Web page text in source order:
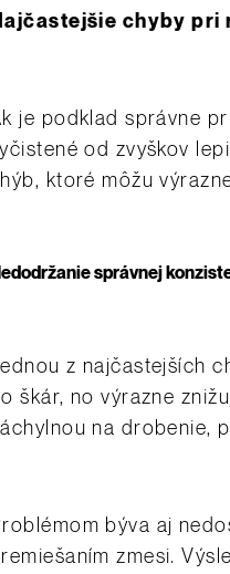
chyby pri
je podklad správne
od zvyškov
ktoré môžu
správnej
z najčastejších
škár, no výrazne
na drobenie,
býva aj
zmesi.